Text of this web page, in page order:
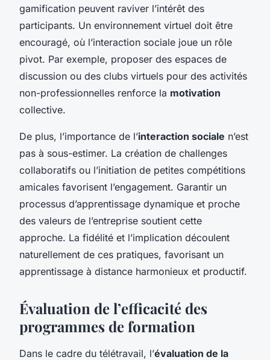
gamification peuvent raviver l’intérêt des
participants. Un environnement virtuel doit être
encouragé, où l’interaction sociale joue un rôle
pivot. Par exemple, proposer des espaces de
discussion ou des clubs virtuels pour des activités
non-professionnelles renforce la motivation
collective.
De plus, l’importance de l’interaction sociale n’est
pas à sous-estimer. La création de challenges
collaboratifs ou l’initiation de petites compétitions
amicales favorisent l’engagement. Garantir un
processus d’apprentissage dynamique et proche
des valeurs de l’entreprise soutient cette
approche. La fidélité et l’implication découlent
naturellement de ces pratiques, favorisant un
apprentissage à distance harmonieux et productif.
Évaluation de l’efficacité des
programmes de formation
Dans le cadre du télétravail, l’évaluation de la